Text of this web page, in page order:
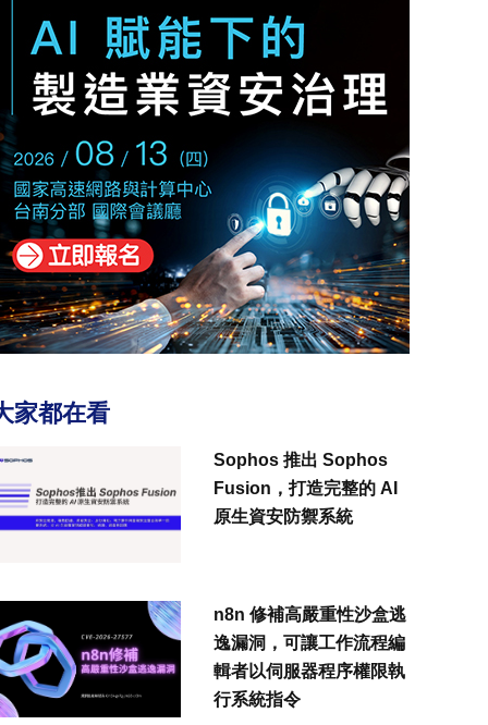
家都在看
Sophos 推出 Sophos
Fusion，打造完整的 AI
原生資安防禦系統
n8n 修補高嚴重性沙盒逃
逸漏洞，可讓工作流程編
輯者以伺服器程序權限執
行系統指令